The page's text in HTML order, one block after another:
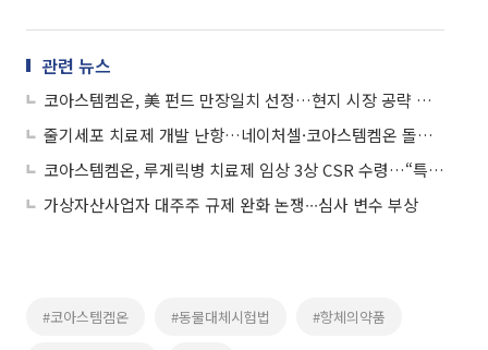
관련 뉴스
코아스템켐온, 美 펀드 만장일치 선정…현지 시장 공략 가속화
줄기세포 치료제 개발 난항…네이처셀·코아스템켐온 돌파구는?
코아스템켐온, 루게릭병 치료제 임상 3상 CSR 수령…“특정 환자군 개선 효과”
가상자산사업자 대주주 규제 완화 논쟁∙∙∙심사 변수 부상
#코아스템켐온 #동물대체시험법 #항체의약품